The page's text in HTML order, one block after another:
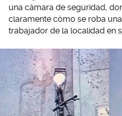
una cámara de seguridad,
claramente cómo se roba
trabajador de la localidad en